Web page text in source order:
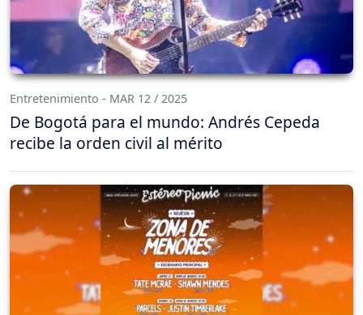
Entretenimiento - MAR 12 / 2025
De Bogotá para el mundo: Andrés Cepeda
recibe la orden civil al mérito